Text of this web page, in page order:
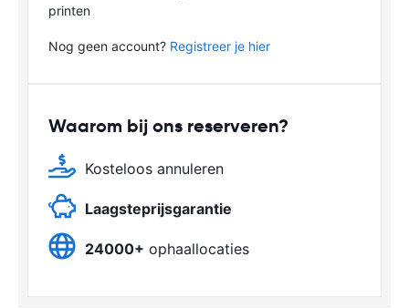
printen
Nog geen account? Registreer je hier
Waarom bij ons reserveren?
Kosteloos annuleren
Laagsteprijsgarantie
24000+ ophaallocaties